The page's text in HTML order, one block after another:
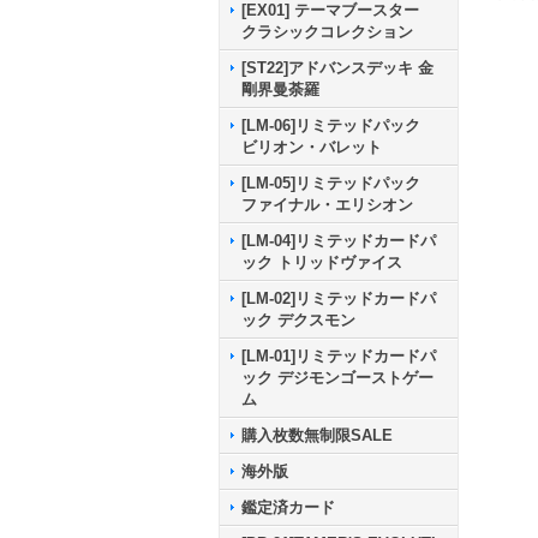
[EX01] テーマブースター
クラシックコレクション
[ST22]アドバンスデッキ 金
剛界曼荼羅
[LM-06]リミテッドパック
ビリオン・バレット
[LM-05]リミテッドパック
ファイナル・エリシオン
[LM-04]リミテッドカードパ
ック トリッドヴァイス
[LM-02]リミテッドカードパ
ック デクスモン
[LM-01]リミテッドカードパ
ック デジモンゴーストゲー
ム
購入枚数無制限SALE
海外版
鑑定済カード